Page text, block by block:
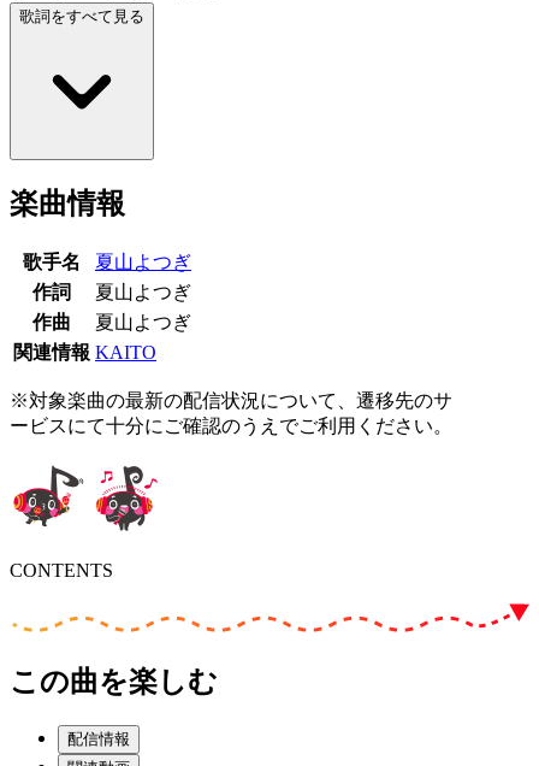
歌詞をすべて見る
楽曲情報
歌手名
夏山よつぎ
作詞
夏山よつぎ
作曲
夏山よつぎ
関連情報 KAITO
※対象楽曲の最新の配信状況について、遷移先のサ
ービスにて十分にご確認のうえでご利用ください。
CONTENTS
この曲を楽しむ
配信情報